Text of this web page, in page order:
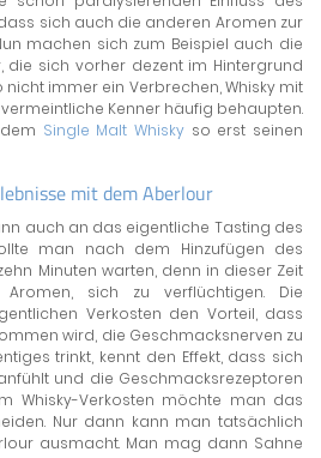
sich auch die anderen Aromen zur
machen sich zum Beispiel auch die
die sich vorher dezent im Hintergrund
nicht immer ein Verbrechen, Whisky mit
Kenner häufig behaupten.
Single Malt Whisky so erst seinen
mit dem Aberlour
auch an das eigentliche Tasting des
man nach dem Hinzufügen des
Minuten warten, denn in dieser Zeit
sich zu verflüchtigen. Die
Verkosten den Vorteil, dass
wird, die Geschmacksnerven zu
trinkt, kennt den Effekt, dass sich
und die Geschmacksrezeptoren
Whisky-Verkosten möchte man das
Nur dann kann man tatsächlich
ausmacht. Man mag dann Sahne